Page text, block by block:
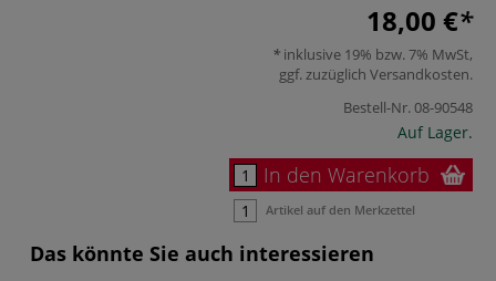
18,00 €
inklusive 19% bzw. 7% MwSt,
ggf. zuzüglich Versandkosten.
Bestell-Nr.08-90548
Auf Lager.
In den Warenkorb
Artikel auf den Merkzettel
Das könnte Sie auch interessieren